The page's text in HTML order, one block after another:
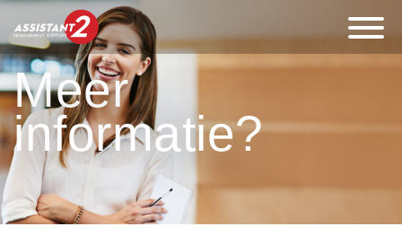
Meer
informatie?